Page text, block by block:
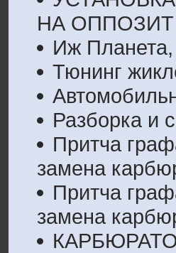
НА ОППОЗИТ
Иж Планета,
Тюнинг
Разборка и
Притча
замена
Притча
замена